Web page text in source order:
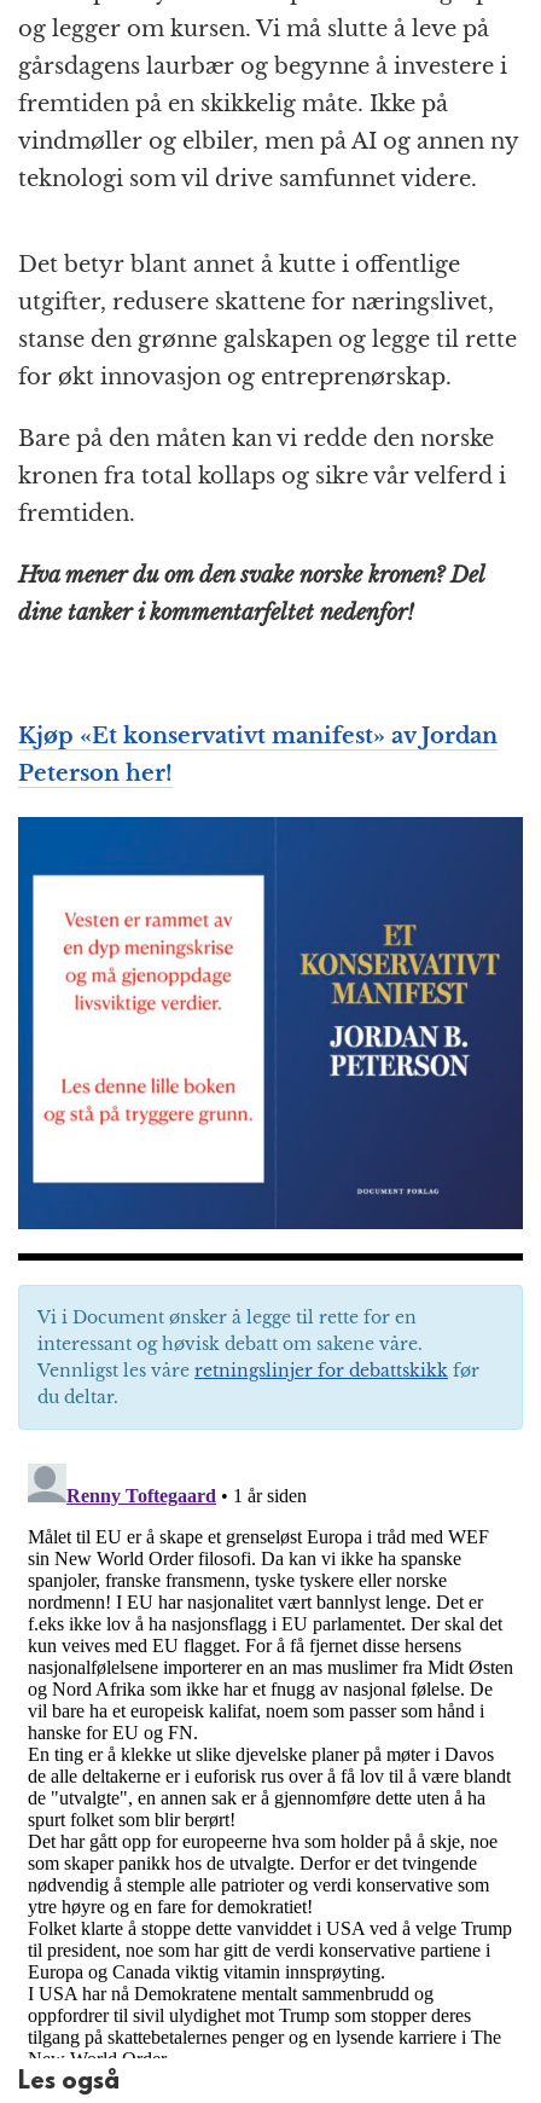
og legger om kursen. Vi må slutte å leve på
gårsdagens laurbær og begynne å investere i
fremtiden på en skikkelig måte. Ikke på
vindmøller og elbiler, men på AI og annen ny
teknologi som vil drive samfunnet videre.
Det betyr blant annet å kutte i offentlige
utgifter, redusere skattene for næringslivet,
stanse den grønne galskapen og legge til rette
for økt innovasjon og entreprenørskap.
Bare på den måten kan vi redde den norske
kronen fra total kollaps og sikre vår velferd i
fremtiden.
Hva mener du om den svake norske kronen? Del
dine tanker i kommentarfeltet nedenfor!
Kjøp «Et konservativt manifest» av Jordan
Peterson her!
Vi i Document ønsker å legge til rette for en
interessant og høvisk debatt om sakene våre.
Vennligst les våre retningslinjer for debattskikk før
du deltar.
Les også